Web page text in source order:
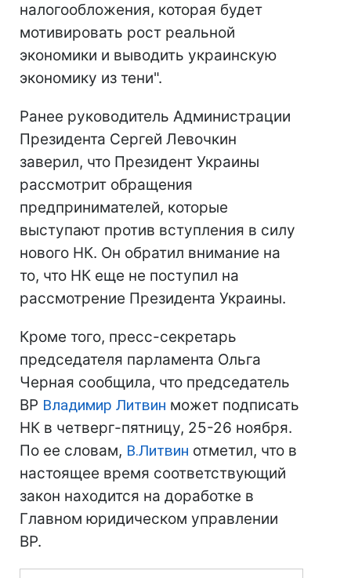
налогообложения, которая будет
мотивировать рост реальной
экономики и выводить украинскую
экономику из тени".
Ранее руководитель Администрации
Президента Сергей Левочкин
заверил, что Президент Украины
рассмотрит обращения
предпринимателей, которые
выступают против вступления в силу
нового НК. Он обратил внимание на
то, что НК еще не поступил на
рассмотрение Президента Украины.
Кроме того, пресс-секретарь
председателя парламента Ольга
Черная сообщила, что председатель
ВР Владимир Литвин может подписать
НК в четверг-пятницу, 25-26 ноября.
По ее словам, В.Литвин отметил, что в
настоящее время соответствующий
закон находится на доработке в
Главном юридическом управлении
ВР.